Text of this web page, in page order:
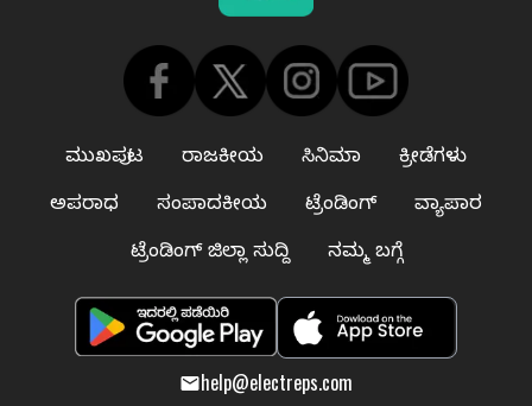
ಮುಖಪುಟ ರಾಜಕೀಯ ಸಿನಿಮಾ
ಕ್ರೀಡೆಗಳು
ಅಪರಾಧ
ಸಂಪಾದಕೀಯ ಟ್ರೆಂಡಿಂಗ್
ವ್ಯಾಪಾರ
ಟ್ರೆಂಡಿಂಗ್ ಜಿಲ್ಲಾ ಸುದ್ದಿ
ನಮ್ಮ ಬಗ್ಗೆ
help@electreps.com